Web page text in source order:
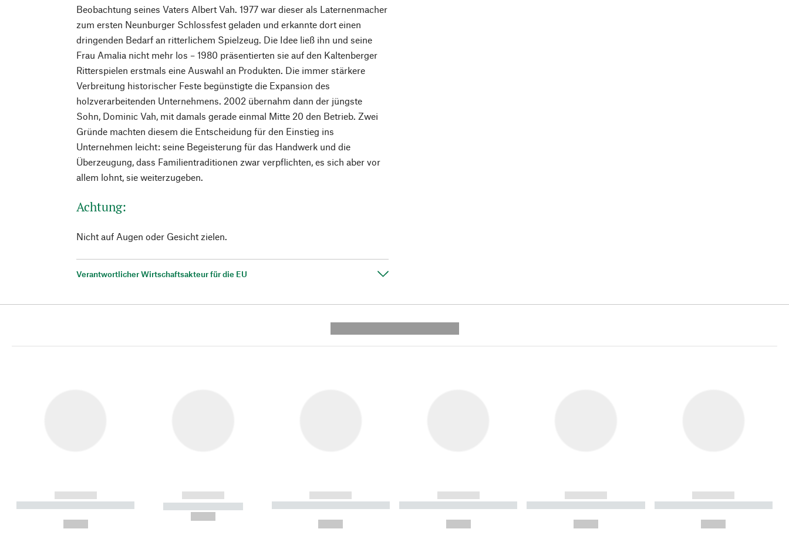
Beobachtung seines Vaters Albert Vah. 1977 war dieser als Laternenmacher
zum ersten Neunburger Schlossfest geladen und erkannte dort einen
dringenden Bedarf an ritterlichem Spielzeug. Die Idee ließ ihn und seine
Frau Amalia nicht mehr los – 1980 präsentierten sie auf den Kaltenberger
Ritterspielen erstmals eine Auswahl an Produkten. Die immer stärkere
Verbreitung historischer Feste begünstigte die Expansion des
holzverarbeitenden Unternehmens. 2002 übernahm dann der jüngste
Sohn, Dominic Vah, mit damals gerade einmal Mitte 20 den Betrieb. Zwei
Gründe machten diesem die Entscheidung für den Einstieg ins
Unternehmen leicht: seine Begeisterung für das Handwerk und die
Überzeugung, dass Familientraditionen zwar verpflichten, es sich aber vor
allem lohnt, sie weiterzugeben.
Achtung:
Nicht auf Augen oder Gesicht zielen.
Verantwortlicher Wirtschaftsakteur für die EU
------------
----------- ----------- ----------
------------
----------- -----------
------------
----------- ----------- ----------
------------
----------- ----------- ----------
------------
----------- ----------- ----------
------------
----------- ----------- ----------